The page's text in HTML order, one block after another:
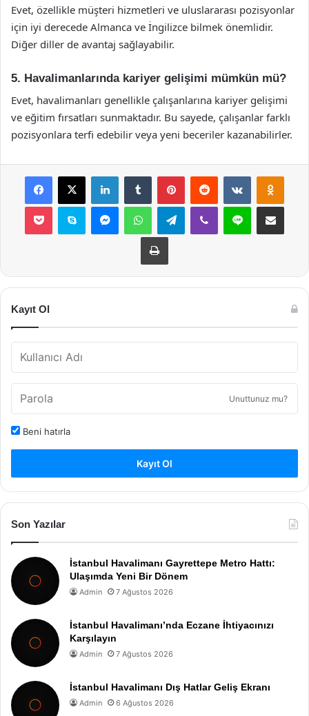
Evet, özellikle müşteri hizmetleri ve uluslararası pozisyonlar
için iyi derecede Almanca ve İngilizce bilmek önemlidir.
Diğer diller de avantaj sağlayabilir.
5. Havalimanlarında kariyer gelişimi mümkün mü?
Evet, havalimanları genellikle çalışanlarına kariyer gelişimi
ve eğitim fırsatları sunmaktadır. Bu sayede, çalışanlar farklı
pozisyonlara terfi edebilir veya yeni beceriler kazanabilirler.
Facebook
X LinkedInTumblr PinterestReddit VKontakte
Pocket Skype MessengerWhatsAppTelegramViber Line E-Posta ile
Yazdır
Kayıt Ol
Unuttunuz mu?
Beni hatırla
Kayıt Ol
Son Yazılar
İstanbul Havalimanı Gayrettepe Metro Hattı:
Ulaşımda Yeni Bir Dönem
Admin 7 Ağustos 2026
İstanbul Havalimanı’nda Eczane İhtiyacınızı
Karşılayın
Admin 7 Ağustos 2026
İstanbul Havalimanı Dış Hatlar Geliş Ekranı
Admin 6 Ağustos 2026